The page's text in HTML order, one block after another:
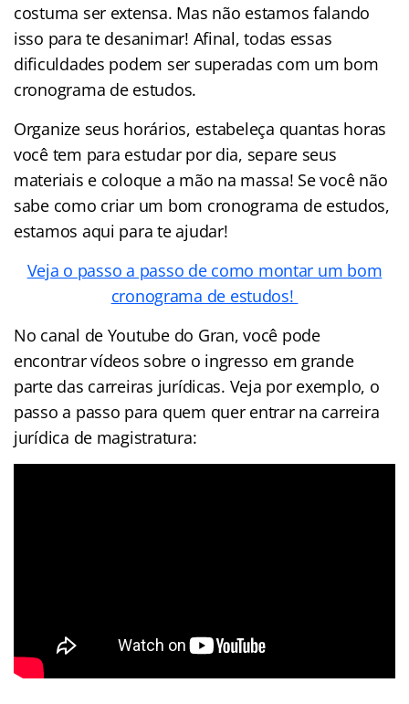
costuma ser extensa. Mas não estamos falando
isso para te desanimar! Afinal, todas essas
dificuldades podem ser superadas com um bom
cronograma de estudos.
Organize seus horários, estabeleça quantas horas
você tem para estudar por dia, separe seus
materiais e coloque a mão na massa! Se você não
sabe como criar um bom cronograma de estudos,
estamos aqui para te ajudar!
Veja o passo a passo de como montar um bom
cronograma de estudos!
No canal de Youtube do Gran, você pode
encontrar vídeos sobre o ingresso em grande
parte das carreiras jurídicas. Veja por exemplo, o
passo a passo para quem quer entrar na carreira
jurídica de magistratura: